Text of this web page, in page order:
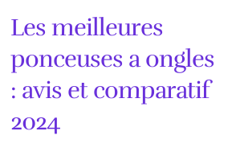
Les meilleures
ponceuses a ongles
: avis et comparatif
2024